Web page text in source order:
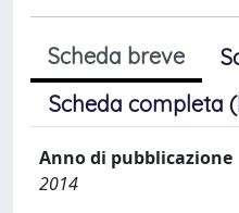
Scheda breve
Scheda completa
Anno di pubblicazione
2014